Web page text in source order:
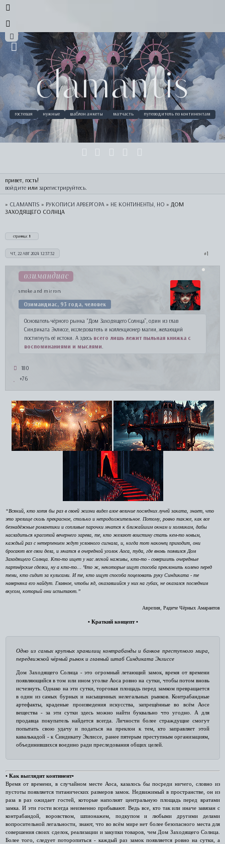
гостевая нужные шаблон анкеты матчасть путеводитель по континентам
clamantis
привет, гость!
войдите или зарегистрируйтесь.
» CLAMANTIS » РУКОПИСИ АРВЕРГОРА » НЕ КОНТИНЕНТЫ, НО » ДОМ
ЗАХОДЯЩЕГО СОЛНЦА
страница: 1
1
ЧТ, 22 АВГ 2024 12:37:32
озимандиас
smoke and mirrors
Озимандиас, 93 года, человек
Основатель чёрного рынка “Дом Заходящего Солнца”, один из глав
Синдиката Эклиссе, исследователь и коллекционер магии, желающий
постигнуть её истоки. А здесь всего лишь лежит пыльная книжка с
воспоминаниями и мыслями.
180
+76
“Всякий, кто хотя бы раз в своей жизни видел алое величие последних лучей заката, знает, что
это зрелище сколь прекрасное, столько и непродолжительное. Потому, ровно также, как все
безнадёжные романтики и сопливые парочки мчатся к ближайшим окнам и холмикам, дабы
насладиться красотой вечернего зарева, те, кто желают воистину стать кем-то новым,
каждый раз с нетерпением ждут условного сигнала, и, когда тот наконец приходит, они
бросают все свои дела, и мчатся в очередной уголок Аоса, туда, где вновь появился Дом
Заходящего Солнца. Кто-то ищет у нас легкой наживы, кто-то - совершить очередные
партнёрские сделки, ну а кто-то… Что ж, некоторые ищут способа преклонить колено перед
теми, кто сидит за кулисами. И те, кто ищут способа поцеловать руку Синдиката - те
наверняка его найдут. Главное, чтобы яд, оказавшийся у них на губах, не оказался последним
вкусом, который они испытают.”
Аврелия, Радиче Чёрных Амарантов
• Краткий концепт •
Одно из самых крупных хранилищ контрабанды и банков преступного мира,
передвижной чёрный рынок и главный штаб Синдиката Эклиссе
Дом Заходящего Солнца - это огромный летающий замок, время от времени
появляющийся в том или ином уголке Аоса ровно на сутки, чтобы потом вновь
исчезнуть. Однако на эти сутки, торговая площадь перед замком превращается
в один из самых бурных и насыщенных нелегальных рынков. Контрабандные
артефакты, краденые произведения искусства, запрещённые во всём Аосе
вещества - за эти сутки здесь можно найти буквально что угодно. А для
продавца покупатель найдется всегда. Личности более страждущие смогут
попытать свою удачу и податься на преклон к тем, кто заправляет этой
кавалькадой - к Синдикату Эклиссе, ранее пятерым преступным организациям,
объединившихся воедино ради преследования общих целей.
• Как выглядит континент•
Время от времени, в случайном месте Аоса, казалось бы посреди ничего, словно из
пустоты появляется титанических размеров замок. Недвижимый в пространстве, он из
раза в раз ожидает гостей, которые наполнят центральную площадь перед вратами
замка. И эти гости всегда неизменно прибывают. Ведь все, кто так или иначе завязан с
контрабандой, воровством, шпионажем, подкупом и любыми другими делами
вопросительной легальности, знают, что во всём мире нет более безопасного места для
совершения своих сделок, реализации и закупки товаров, чем Дом Заходящего Солнца.
Более того, следует поторопиться - каждый раз замок появляется ровно на сутки, а